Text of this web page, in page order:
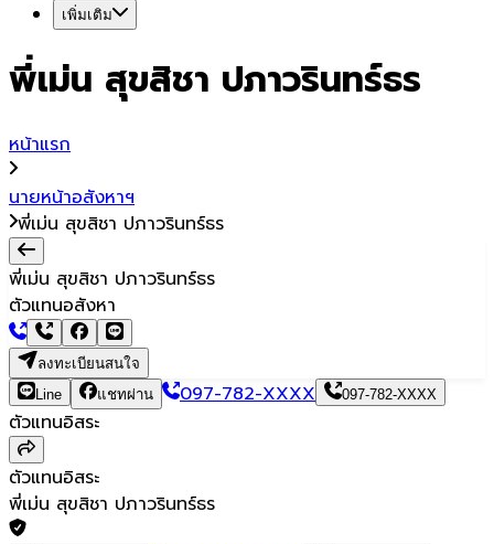
เพิ่มเติม
พี่เม่น สุขสิชา ปภาวรินทร์ธร
หน้าแรก
นายหน้าอสังหาฯ
พี่เม่น สุขสิชา ปภาวรินทร์ธร
พี่เม่น สุขสิชา ปภาวรินทร์ธร
ตัวแทนอสังหา
ลงทะเบียนสนใจ
Line
แชทผ่าน 097-782-XXXX 097-782-XXXX
ตัวแทนอิสระ
ตัวแทนอิสระ
พี่เม่น สุขสิชา ปภาวรินทร์ธร